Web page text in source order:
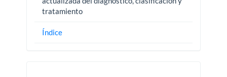
tratamiento
Índice